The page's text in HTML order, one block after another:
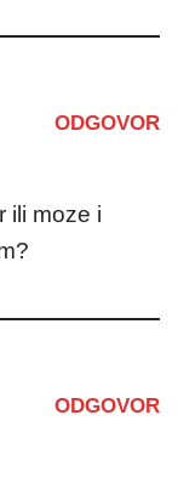
ODGOVOR
ili moze i
ODGOVOR